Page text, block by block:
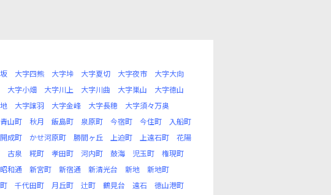
大字四熊 大字垰 大字夏切 大字夜市
大字大向
大字小畑 大字川上 大字川曲 大字巣山
大字徳山
大字譲羽 大字金峰 大字長穂
大字須々万奥
青山町 秋月 飯島町 泉原町 今宿町 今住町
入船町
開成町 かせ河原町 勝間ヶ丘 上迫町 上遠石町
花陽
古泉 糀町 孝田町 河内町 鼓海 児玉町
権現町
昭和通 新宮町 新宿通 新清光台 新地
新地町
千代田町 月丘町 辻町 鶴見台 遠石
徳山港町